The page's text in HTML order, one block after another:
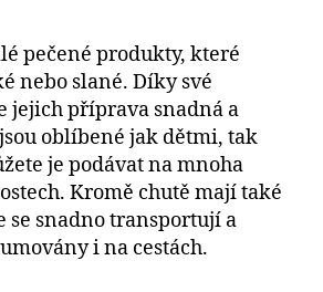
pečené produkty, které
nebo slané. Díky své
jejich příprava snadná a
oblíbené jak dětmi, tak
je podávat na mnoha
Kromě chutě mají také
se snadno transportují a
i na cestách.